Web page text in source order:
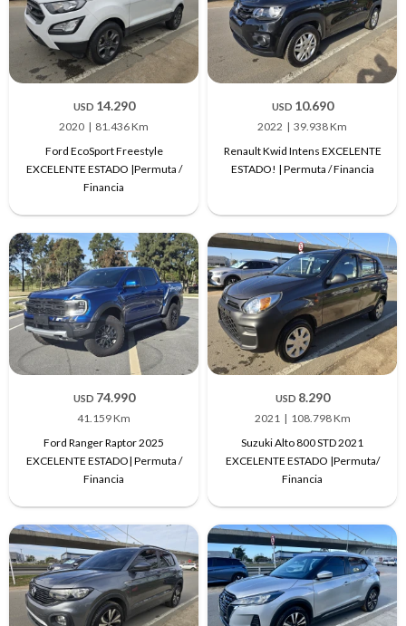
USD 14.290
2020
81.436 Km
Ford EcoSport Freestyle
EXCELENTE ESTADO |Permuta /
Financia
USD 10.690
2022
39.938 Km
Renault Kwid Intens EXCELENTE
ESTADO! | Permuta / Financia
USD 74.990
41.159 Km
Ford Ranger Raptor 2025
EXCELENTE ESTADO| Permuta /
Financia
USD 8.290
2021
108.798 Km
Suzuki Alto 800 STD 2021
EXCELENTE ESTADO |Permuta/
Financia